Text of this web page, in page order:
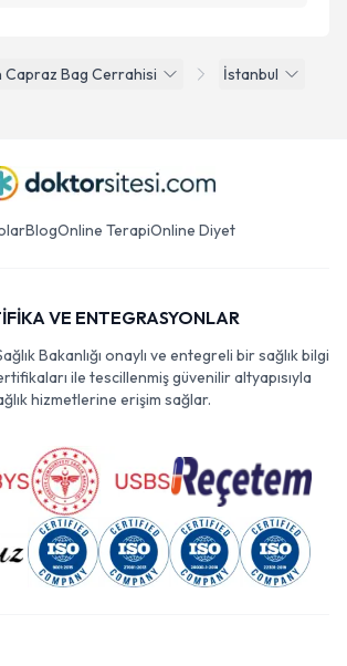
Capraz Bag Cerrahisi
İstanbul
BlogOnline TerapiOnline Diyet
VE ENTEGRASYONLAR
Bakanlığı onaylı ve entegreli bir sağlık bilgi
ile tescillenmiş güvenilir altyapısıyla
hizmetlerine erişim sağlar.